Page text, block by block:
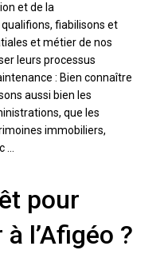
et de la
fiabilisons et
et métier de nos
leurs processus
: Bien connaître
aussi bien les
que les
immobiliers,
pour
l’Afigéo ?